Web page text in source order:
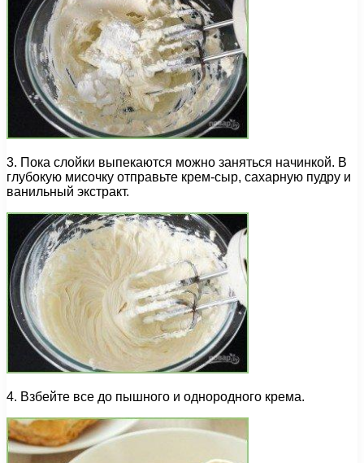
3. Пока слойки выпекаются можно заняться начинкой. В
глубокую мисочку отправьте крем-сыр, сахарную пудру и
ванильный экстракт.
4. Взбейте все до пышного и однородного крема.